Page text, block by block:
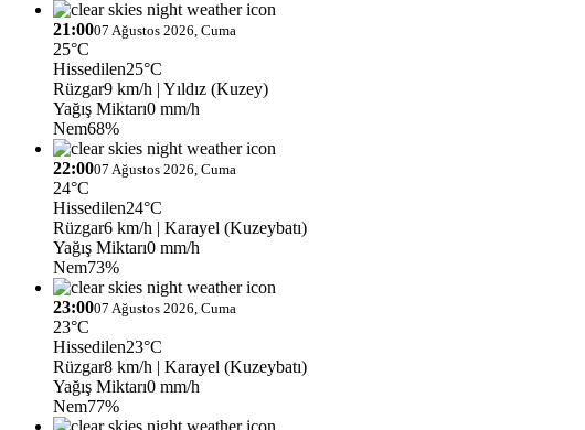
21:0007 Ağustos 2026, Cuma
25°C
Hissedilen25°C
Rüzgar9 km/h | Yıldız (Kuzey)
Yağış Miktarı0 mm/h
Nem68%
22:0007 Ağustos 2026, Cuma
24°C
Hissedilen24°C
Rüzgar6 km/h | Karayel (Kuzeybatı)
Yağış Miktarı0 mm/h
Nem73%
23:0007 Ağustos 2026, Cuma
23°C
Hissedilen23°C
Rüzgar8 km/h | Karayel (Kuzeybatı)
Yağış Miktarı0 mm/h
Nem77%